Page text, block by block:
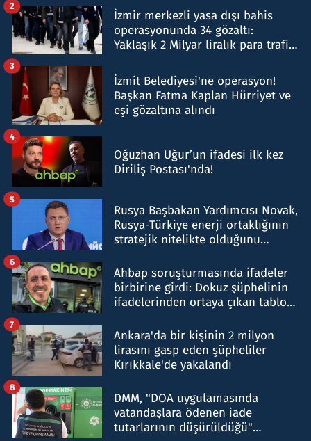
İzmir merkezli yasa dışı bahis
operasyonunda 34 gözaltı:
Yaklaşık 2 Milyar liralık para trafiği
2
İzmit Belediyesi'ne operasyon!
Başkan Fatma Kaplan Hürriyet ve
eşi gözaltına alındı
3
Oğuzhan Uğur’un ifadesi ilk kez
Diriliş Postası'nda!
4
Rusya Başbakan Yardımcısı Novak,
Rusya-Türkiye enerji ortaklığının
stratejik nitelikte olduğunu
5
Ahbap soruşturmasında ifadeler
birbirine girdi: Dokuz şüphelinin
ifadelerinden ortaya çıkan tablo
6
Ankara'da bir kişinin 2 milyon
lirasını gasp eden şüpheliler
Kırıkkale'de yakalandı
7
DMM, "DOA uygulamasında
vatandaşlara ödenen iade
tutarlarının düşürüldüğü"
8